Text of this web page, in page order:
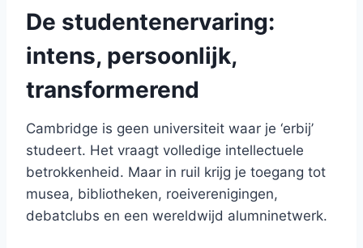
De studentenervaring:
intens, persoonlijk,
transformerend
Cambridge is geen universiteit waar je ‘erbij’
studeert. Het vraagt volledige intellectuele
betrokkenheid. Maar in ruil krijg je toegang tot
musea, bibliotheken, roeiverenigingen,
debatclubs en een wereldwijd alumninetwerk.